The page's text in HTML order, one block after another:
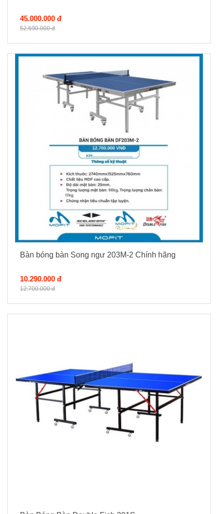
45.000.000 đ
52.690.000 đ
Bàn bóng bàn Song ngư 203M-2 Chính hãng
10.290.000 đ
12.700.000 đ